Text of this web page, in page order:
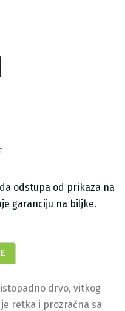
odstupa od prikaza na
garanciju na biljke.
drvo, vitkog
retka i prozračna sa